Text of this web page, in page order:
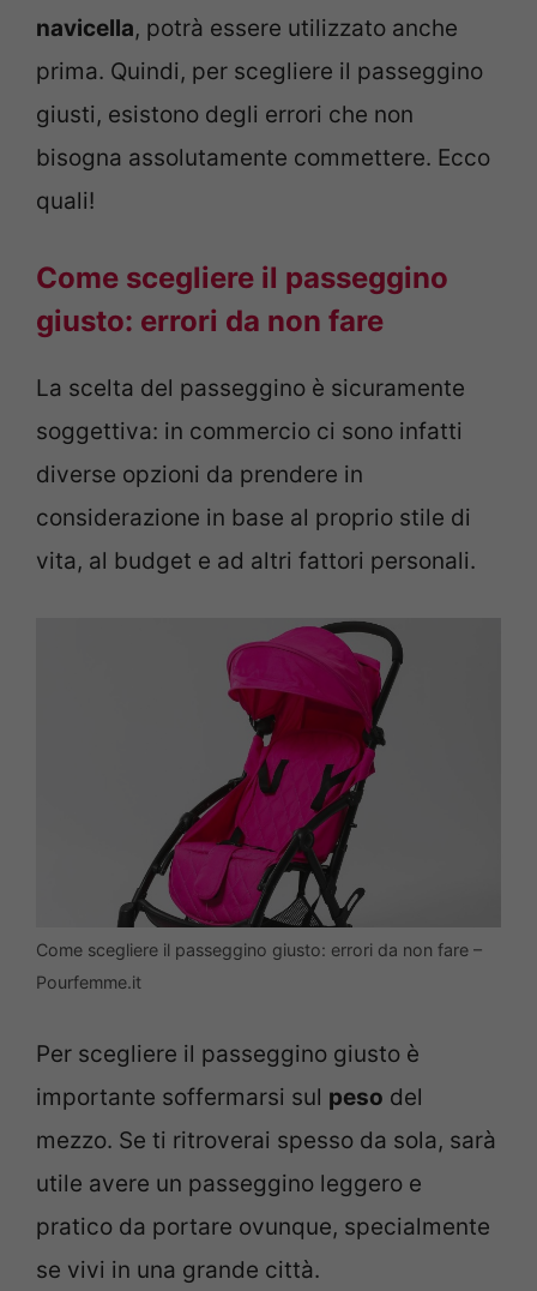
navicella, potrà essere utilizzato anche
prima. Quindi, per scegliere il passeggino
giusti, esistono degli errori che non
bisogna assolutamente commettere. Ecco
quali!
Come scegliere il passeggino
giusto: errori da non fare
La scelta del passeggino è sicuramente
soggettiva: in commercio ci sono infatti
diverse opzioni da prendere in
considerazione in base al proprio stile di
vita, al budget e ad altri fattori personali.
Come scegliere il passeggino giusto: errori da non fare –
Pourfemme.it
Per scegliere il passeggino giusto è
importante soffermarsi sul peso del
mezzo. Se ti ritroverai spesso da sola, sarà
utile avere un passeggino leggero e
pratico da portare ovunque, specialmente
se vivi in una grande città.